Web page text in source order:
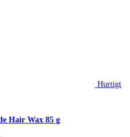
Hurtigt
Hair Wax 85 g